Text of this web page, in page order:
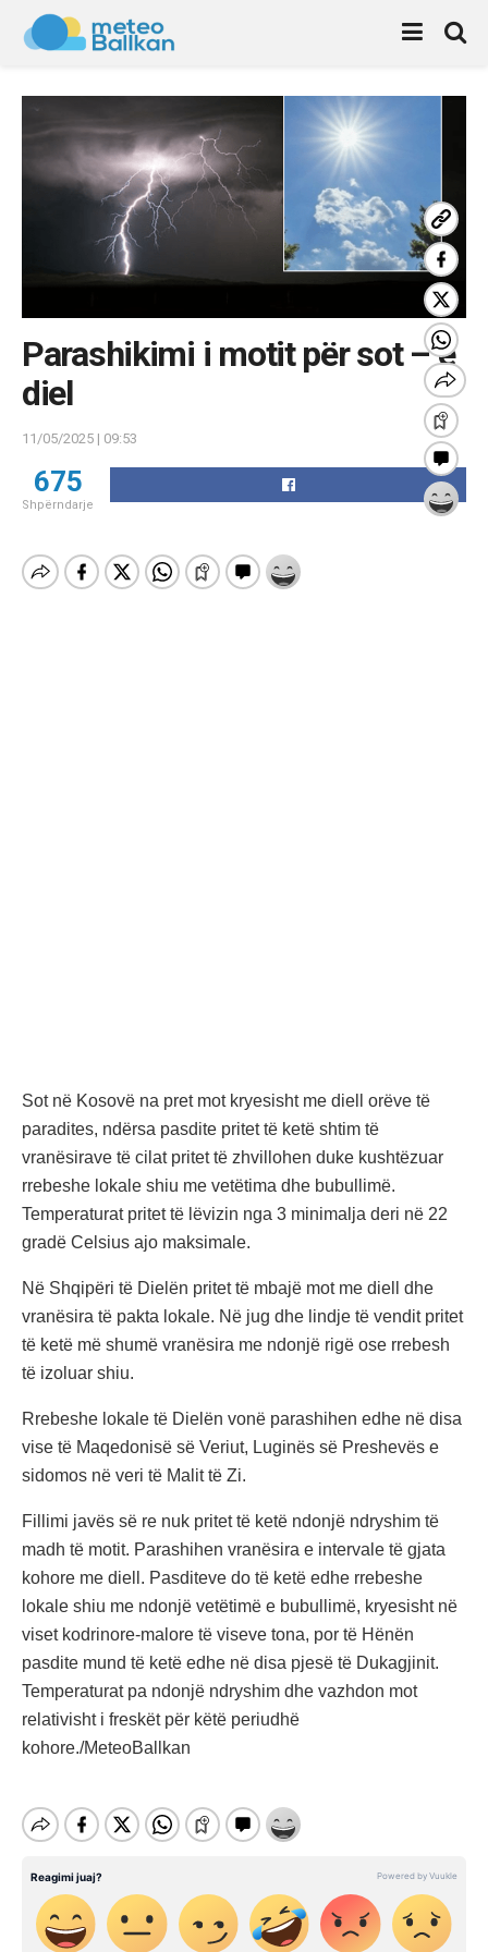
Parashikimi i motit për sot – e
diel
11/05/2025 | 09:53
675
Shpërndarje
Sot në Kosovë na pret mot kryesisht me diell orëve të
paradites, ndërsa pasdite pritet të ketë shtim të
vranësirave të cilat pritet të zhvillohen duke kushtëzuar
rrebeshe lokale shiu me vetëtima dhe bubullimë.
Temperaturat pritet të lëvizin nga 3 minimalja deri në 22
gradë Celsius ajo maksimale.
Në Shqipëri të Dielën pritet të mbajë mot me diell dhe
vranësira të pakta lokale. Në jug dhe lindje të vendit pritet
të ketë më shumë vranësira me ndonjë rigë ose rrebesh
të izoluar shiu.
Rrebeshe lokale të Dielën vonë parashihen edhe në disa
vise të Maqedonisë së Veriut, Luginës së Preshevës e
sidomos në veri të Malit të Zi.
Fillimi javës së re nuk pritet të ketë ndonjë ndryshim të
madh të motit. Parashihen vranësira e intervale të gjata
kohore me diell. Pasditeve do të ketë edhe rrebeshe
lokale shiu me ndonjë vetëtimë e bubullimë, kryesisht në
viset kodrinore-malore të viseve tona, por të Hënën
pasdite mund të ketë edhe në disa pjesë të Dukagjinit.
Temperaturat pa ndonjë ndryshim dhe vazhdon mot
relativisht i freskët për këtë periudhë
kohore./MeteoBallkan